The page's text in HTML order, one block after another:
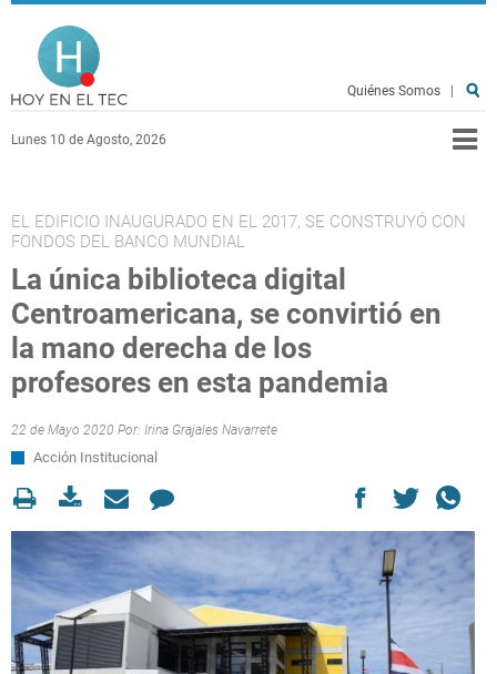
Pasar al contenido principal
Lunes 10 de Agosto, 2026
Quiénes Somos
EL EDIFICIO INAUGURADO EN EL 2017, SE CONSTRUYÓ CON
FONDOS DEL BANCO MUNDIAL
La única biblioteca digital
Centroamericana, se convirtió en
la mano derecha de los
profesores en esta pandemia
22 de Mayo 2020 Por: Irina Grajales Navarrete
Acción Institucional